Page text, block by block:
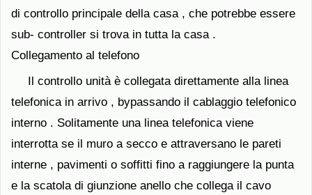
di controllo principale della casa , che potrebbe essere
sub- controller si trova in tutta la casa .
Collegamento al telefono
Il controllo unità è collegata direttamente alla linea
telefonica in arrivo , bypassando il cablaggio telefonico
interno . Solitamente una linea telefonica viene
interrotta se il muro a secco e attraversano le pareti
interne , pavimenti o soffitti fino a raggiungere la punta
e la scatola di giunzione anello che collega il cavo